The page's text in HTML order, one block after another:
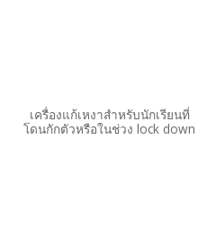
เครื่องแก้เหงาสำหรับนักเรียนที่
โดนกักตัวหรือในช่วง lock down